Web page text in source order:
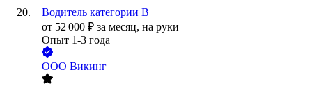
Водитель категории В
от 52 000 ₽ за месяц, на руки
Опыт 1-3 года
ООО Викинг